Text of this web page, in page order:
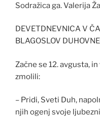
Sodražica ga. Valerija
DEVETDNEVNICA V
BLAGOSLOV
Začne se 12. avgusta,
zmolili:
– Pridi, Sveti Duh,
njih ogenj svoje